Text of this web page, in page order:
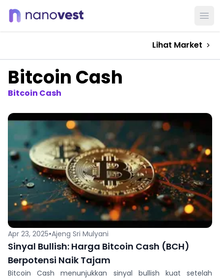
Lihat Market
Bitcoin Cash
Bitcoin Cash
Apr 23, 2025•Ajeng Sri Mulyani
Sinyal Bullish: Harga Bitcoin Cash (BCH)
Berpotensi Naik Tajam
Bitcoin Cash menunjukkan sinyal bullish kuat setelah